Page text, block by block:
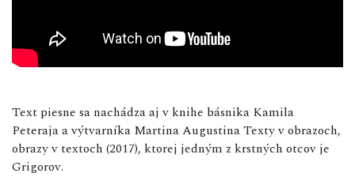
Text piesne sa nachádza aj v knihe básnika Kamila
Peteraja a výtvarníka Martina Augustina Texty v obrazoch,
obrazy v textoch (2017), ktorej jedným z krstných otcov je
Grigorov.